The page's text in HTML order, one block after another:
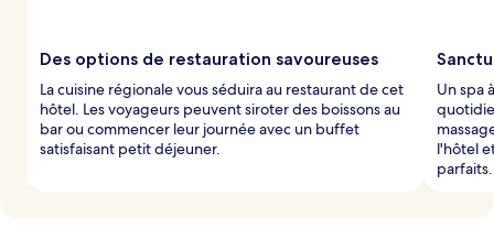
Des options de restauration savoureuses
La cuisine régionale vous séduira au restaurant de cet
hôtel. Les voyageurs peuvent siroter des boissons au
bar ou commencer leur journée avec un buffet
satisfaisant petit déjeuner.
Un spa
l'hôtel
parfaits.